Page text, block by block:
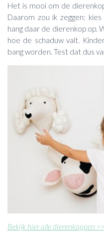
Het is mooi om de
Daarom zou ik zeggen:
hang daar de dierenkop op.
hoe de schaduw valt.
bang worden. Test dat dus
Bekijk hier alle dierenkoppen >>